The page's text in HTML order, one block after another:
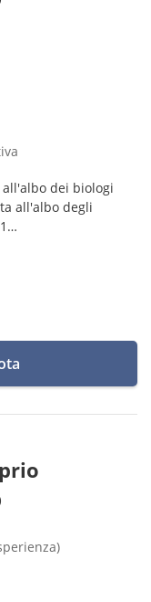
dei biologi
all'albo degli